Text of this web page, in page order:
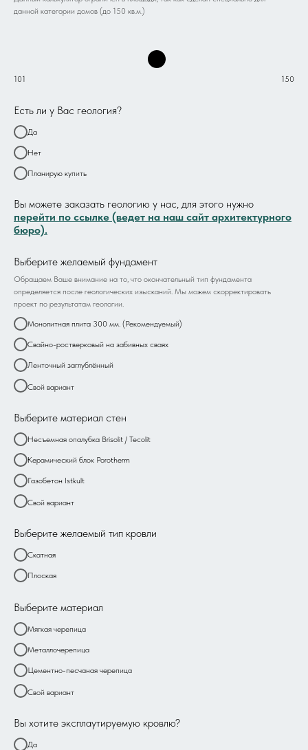
данной категории домов (до 150 кв.м.)
101 150
Есть ли у Вас геология?
Да
Нет
Планирую купить
Вы можете заказать геологию у нас, для этого нужно
перейти по ссылке (ведет на наш сайт архитектурного
бюро).
Выберите желаемый фундамент
Обращаем Ваше внимание на то, что окончательный тип фундамента
определяется после геологических изысканий. Мы можем скорректировать
проект по результатам геологии.
Монолитная плита 300 мм. (Рекомендуемый)
Свайно-ростверковый на забивных сваях
Ленточный заглублённый
Свой вариант
Выберите материал стен
Несъемная опалубка Brisolit / Tecolit
Керамический блок Porotherm
Газобетон Istkult
Свой вариант
Выберите желаемый тип кровли
Скатная
Плоская
Выберите материал
Мягкая черепица
Металлочерепица
Цементно-песчаная черепица
Свой вариант
Вы хотите эксплаутируемую кровлю?
Да